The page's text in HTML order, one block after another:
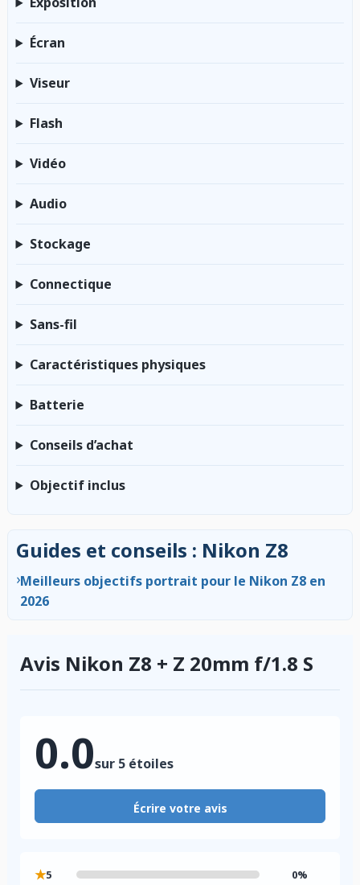
Écran
Viseur
Flash
Vidéo
Audio
Stockage
Connectique
Sans-fil
Caractéristiques physiques
Batterie
Conseils d’achat
Objectif inclus
Guides et conseils : Nikon Z8
›Meilleurs objectifs portrait pour le Nikon Z8 en
2026
Avis Nikon Z8 + Z 20mm f/1.8 S
0.0sur 5 étoiles
Écrire votre avis
★5 0%